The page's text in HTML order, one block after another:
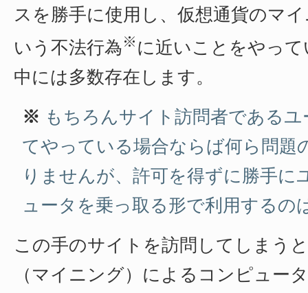
スを勝手に使用し、仮想通貨のマ
いう不法行為※ に近いことをやっ
中には多数存在します。
※ もちろんサイト訪問者である
てやっている場合ならば何ら問題
りませんが、許可を得ずに勝手に
ュータを乗っ取る形で利用するの
この手のサイトを訪問してしまう
（マイニング）によるコンピュー